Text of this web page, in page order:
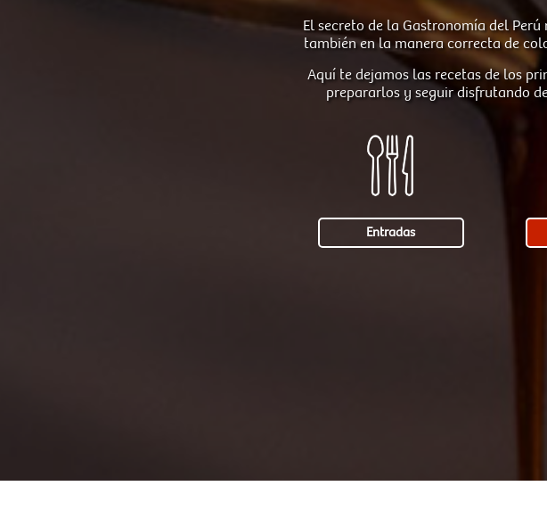
El secreto de la Gastronomía del
también en la manera correcta de
Aquí te dejamos las recetas de los
prepararlos y seguir disfrutando
Entradas